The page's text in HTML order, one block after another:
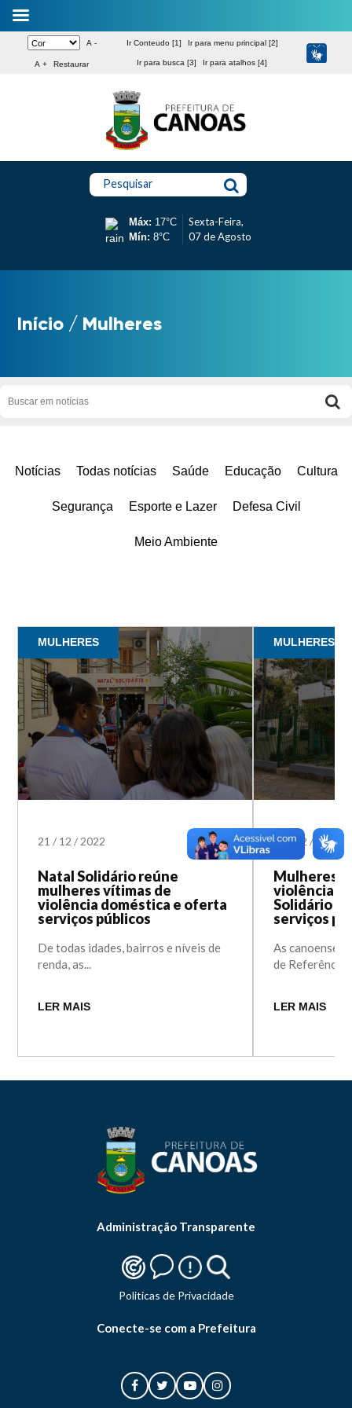
A -
A + Restaurar
Ir Conteudo [1] Ir para menu principal [2]
Ir para busca [3] Ir para atalhos [4]
Pesquisar
Máx: 17°C
Mín: 8°C
Sexta-Feira,
07 de Agosto
Início / Mulheres
Notícias Todas notícias Saúde Educação Cultura
Segurança Esporte e Lazer Defesa Civil
Meio Ambiente
MULHERES
21 / 12 /2022
Natal Solidário reúne
mulheres vítimas de
violência doméstica e oferta
serviços públicos
De todas idades, bairros e níveis de
renda, as...
LER MAIS
MULHERES
16/12 / 2022
Mulheres
violência
Solidário
serviços
As canoenses
de Referência
LER MAIS
Administração Transparente
Politicas de Privacidade
Conecte-se com a Prefeitura